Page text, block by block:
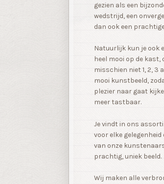
gezien als een
wedstrijd, een
dan ook een
Natuurlijk kun je ook
heel mooi op de kast,
misschien niet 1, 2, 3
mooi kunstbeeld,
plezier naar gaat
meer tastbaar.
Je vindt in ons
voor elke
van onze
prachtig, uniek beeld.
Wij maken alle